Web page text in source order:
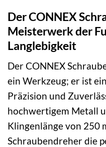
Der CONNEX
Meisterwerk der
Langlebigkeit
Der CONNEX
ein Werkzeug; er ist
Präzision und
hochwertigem Metall
Klingenlänge von 250
Schraubendreher die